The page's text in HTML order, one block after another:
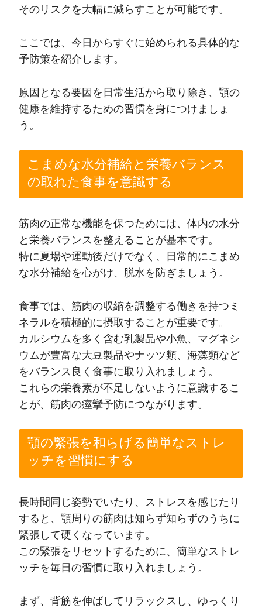
そのリスクを大幅に減らすことが可能です。
ここでは、今日からすぐに始められる具体的な
予防策を紹介します。
原因となる要因を日常生活から取り除き、顎の
健康を維持するための習慣を身につけましょ
う。
こまめな水分補給と栄養バランス
の取れた食事を意識する
筋肉の正常な機能を保つためには、体内の水分
と栄養バランスを整えることが基本です。
特に夏場や運動後だけでなく、日常的にこまめ
な水分補給を心がけ、脱水を防ぎましょう。
食事では、筋肉の収縮を調整する働きを持つミ
ネラルを積極的に摂取することが重要です。
カルシウムを多く含む乳製品や小魚、マグネシ
ウムが豊富な大豆製品やナッツ類、海藻類など
をバランス良く食事に取り入れましょう。
これらの栄養素が不足しないように意識するこ
とが、筋肉の痙攣予防につながります。
顎の緊張を和らげる簡単なストレ
ッチを習慣にする
長時間同じ姿勢でいたり、ストレスを感じたり
すると、顎周りの筋肉は知らず知らずのうちに
緊張して硬くなっています。
この緊張をリセットするために、簡単なストレ
ッチを毎日の習慣に取り入れましょう。
まず、背筋を伸ばしてリラックスし、ゆっくり